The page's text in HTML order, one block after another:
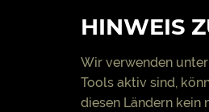
HINWEIS
Wir verwenden
Tools aktiv sind,
diesen Ländern kein